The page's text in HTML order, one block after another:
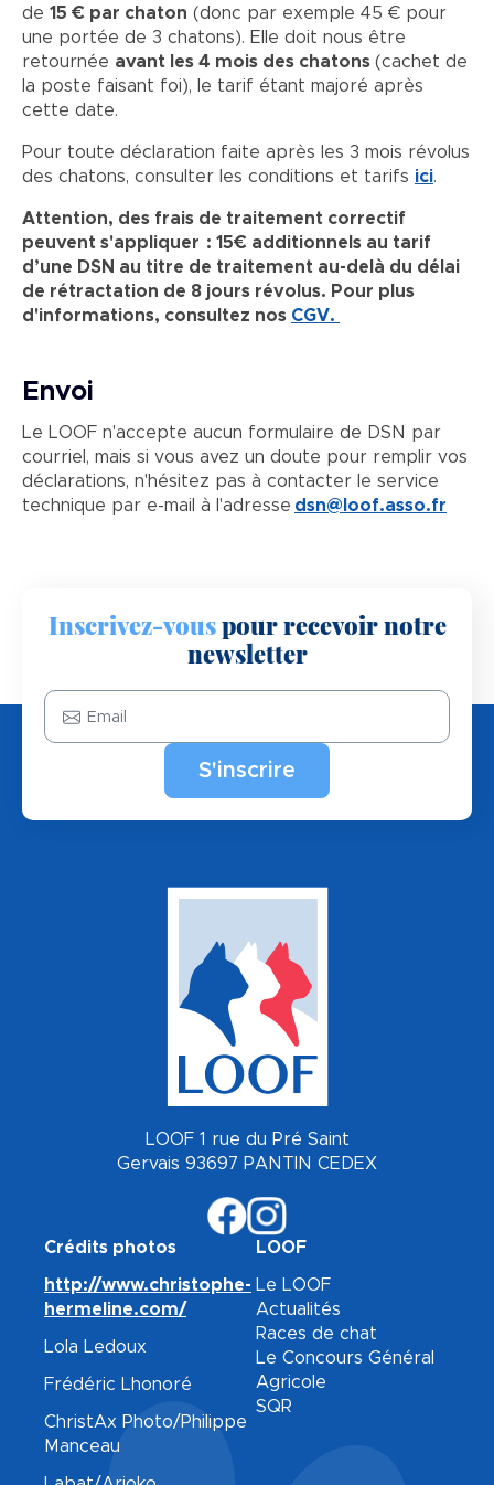
de 15 € par chaton (donc par exemple 45 € pour
une portée de 3 chatons). Elle doit nous être
retournée avant les 4 mois des chatons (cachet de
la poste faisant foi), le tarif étant majoré après
cette date.
Pour toute déclaration faite après les 3 mois révolus
des chatons, consulter les conditions et tarifs ici.
Attention, des frais de traitement correctif
peuvent s'appliquer : 15€ additionnels au tarif
d’une DSN au titre de traitement au-delà du délai
de rétractation de 8 jours révolus. Pour plus
d'informations, consultez nos CGV.
Envoi
Le LOOF n'accepte aucun formulaire de DSN par
courriel, mais si vous avez un doute pour remplir vos
déclarations, n'hésitez pas à contacter le service
technique par e-mail à l'adresse dsn@loof.asso.fr
Inscrivez-vouspour recevoir notre
newsletter
LOOF 1 rue du Pré Saint
Gervais 93697 PANTIN CEDEX
Crédits photos
http://www.christophe-
hermeline.com/
Lola Ledoux
Frédéric Lhonoré
ChristAx Photo/Philippe
Manceau
LOOF
Le LOOF
Actualités
Races de chat
Le Concours Général
Agricole
SQR